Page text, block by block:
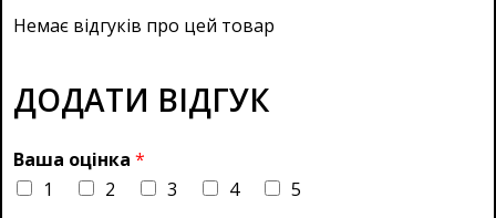
Немає відгуків про цей товар
ДОДАТИ ВІДГУК
Ваша оцінка *
1
2 3 4 5